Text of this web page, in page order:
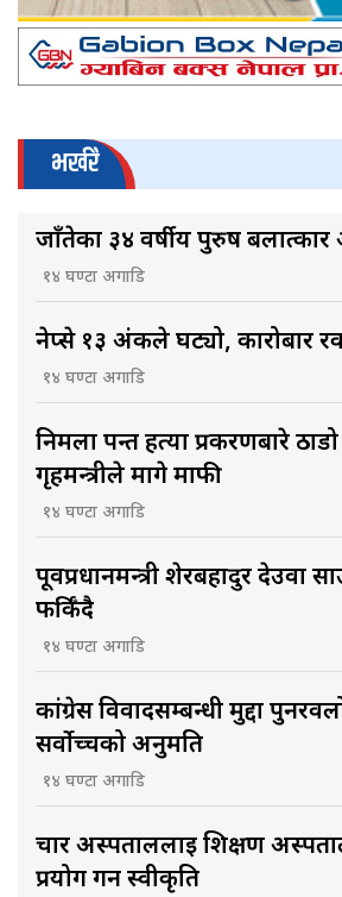
भर्खरै
जाँतेका ३४ वर्षीय पुरुष बलात्कार
१४ घण्टा अगाडि
नेप्से १३ अंकले घट्यो, कारोबार
१४ घण्टा अगाडि
निर्मला पन्त हत्या प्रकरणबारे
गृहमन्त्रीले मागे माफी
१४ घण्टा अगाडि
पूर्वप्रधानमन्त्री शेरबहादुर देउवा
फर्किँदै
१४ घण्टा अगाडि
कांग्रेस विवादसम्बन्धी मुद्दा
सर्वोच्चको अनुमति
१४ घण्टा अगाडि
चार अस्पताललाई शिक्षण
प्रयोग गर्न स्वीकृति